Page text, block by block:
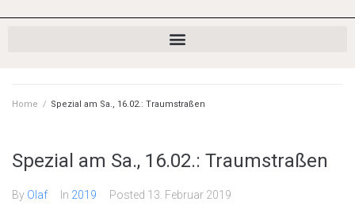
Home / Spezial am Sa., 16.02.: Traumstraßen
Spezial am Sa., 16.02.: Traumstraßen
By Olaf In 2019 Posted 13. Februar 2019